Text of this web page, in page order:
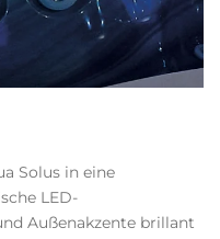
Solus in eine
LED-
Außenakzente brillant